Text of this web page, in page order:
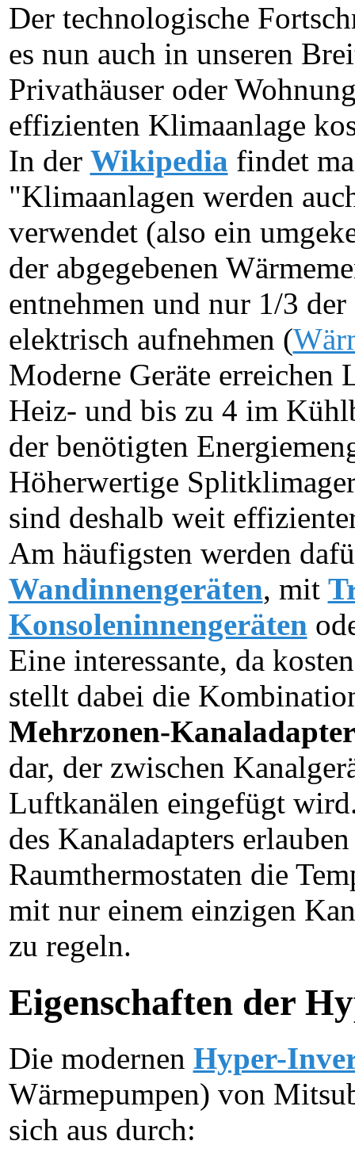
Der technologische
es nun auch in unseren
Privathäuser oder
effizienten Klimaanlage
In der Wikipedia findet
"Klimaanlagen werden
verwendet (also ein
der abgegebenen
entnehmen und nur 1/3 der
elektrisch aufnehmen (
Moderne Geräte erreichen
Heiz- und bis zu 4 im
der benötigten
Höherwertige
sind deshalb weit
Am häufigsten werden
Wandinnengeräten, mit
Konsoleninnengeräten
Eine interessante, da
stellt dabei die
Mehrzonen-Kanaladapter
dar, der zwischen
Luftkanälen eingefügt
des Kanaladapters
Raumthermostaten die
mit nur einem einzigen
zu regeln.
Eigenschaften der
Die modernen Hyper-
Wärmepumpen) von
sich aus durch: